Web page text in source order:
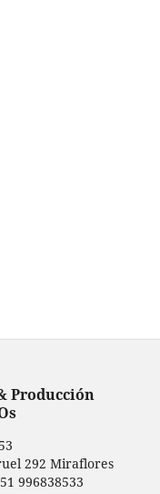
Producción
292 Miraflores
996838533